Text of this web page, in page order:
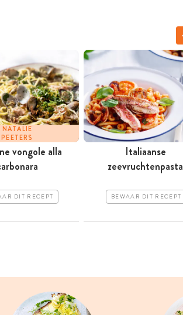
NATALIE
PEETERS
vongole alla
DIT RECEPT
Italiaanse
zeevruchtenpasta
BEWAAR DIT RECEPT